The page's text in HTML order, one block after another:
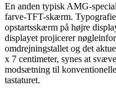
En anden typisk AMG-
farve-TFT-skærm.
opstartsskærm på højre
displayet projicerer
omdrejningstallet og det
x 7 centimeter, synes at
modsætning til
tastaturet.